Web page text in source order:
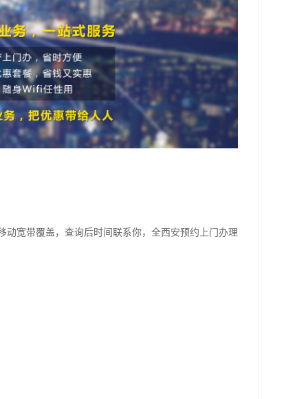
宽带覆盖，查询后时间联系你，全西安预约上门办理